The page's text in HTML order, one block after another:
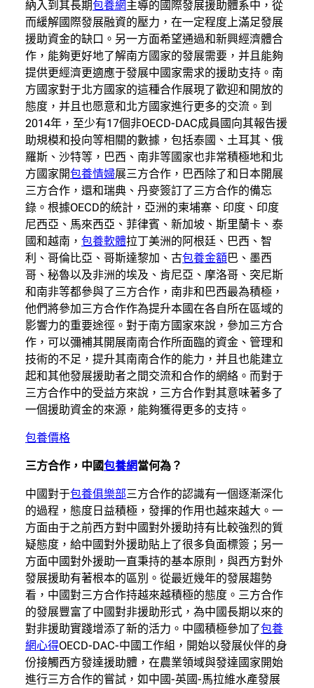
納入到其長期包養網主導的國際發展援助體系中，從
而緩解國際發展融資的壓力，在一定程度上滿足發展
援助資金的缺口。另一方面希望通過和新興經濟體合
作，能夠更好地了解南方國家的發展需要，并且能夠
提供更經濟更適應于發展中國家需求的援助支持。南
方國家對于北方國家的這種合作展現了歡迎和開放的
態度，并且也愿意和北方國家進行更多的交流。到
2014年，至少有17個非OECD-DAC成員國向其報告援
助規模和投向等相關的數據，包括泰國、土耳其、俄
羅斯、沙特等，巴西、南非等國家也非常積極地和北
方國家開包養情婦展三方合作，巴西除了和日本開展
三方合作，還和瑞典、丹麥簽訂了三方合作的備忘
錄。根據OECD的統計，亞洲的柬埔寨、印度、印度
尼西亞、馬來西亞、菲律賓、新加坡、斯里蘭卡、泰
國和越南， 包養軟體拉丁美洲的阿根廷、巴西、智
利、哥倫比亞、哥斯達黎加、古包養金額巴、墨西
哥、秘魯以及非洲的埃及、肯尼亞、摩洛哥、突尼斯
和南非等都參與了三方合作，南非和巴西最為積極，
他們將參加三方合作作為提升本國在各自所在區域的
影響力的重要途徑。對于南方國家來說，參加三方合
作，可以彌補其開展南南合作所面臨的資金、管理和
技術的不足，提升其南南合作的能力，并且也能建立
起和其他發展援助者之間交流和合作的網絡。而對于
三方合作中的受益方來說，三方合作對其意味著多了
一個援助資金的來源，能夠獲得更多的支持。
包養價格
三方合作，中國包養網當何為？
中國對于包養俱樂部三方合作的認識有一個逐漸深化
的過程，態度日益積極，發揮的作用也越來越大。一
方面由于之前西方對中國對外援助持有比較強烈的質
疑態度，給中國對外援助貼上了很多負面標簽；另一
方面中國對外援助一直秉持的基本原則，與西方對外
發展援助有著根本的區別。從最近幾年的發展趨勢
看，中國對三方合作持越來越積極的態度。三方合作
的發展豐富了中國對非援助形式，為中國長期以來的
對非援助實踐增添了新的活力。中國積極參加了包養
網心得OECD-DAC-中國工作組，開始以發展伙伴的身
份接觸西方發達援助體，在農業領域與發達國家開始
進行三方合作的嘗試，如中國-英國-馬拉維水產發展